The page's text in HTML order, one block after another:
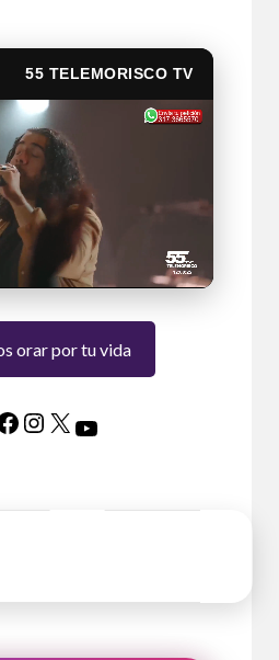
55 TELEMORISCO TV
orar por tu vida